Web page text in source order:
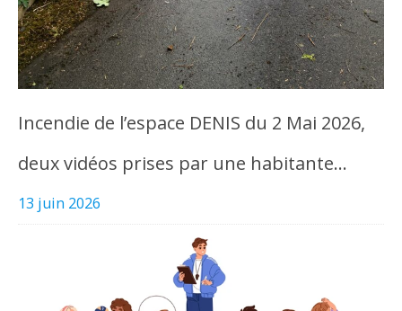
Incendie de l’espace DENIS du 2 Mai 2026,
deux vidéos prises par une habitante…
13 juin 2026